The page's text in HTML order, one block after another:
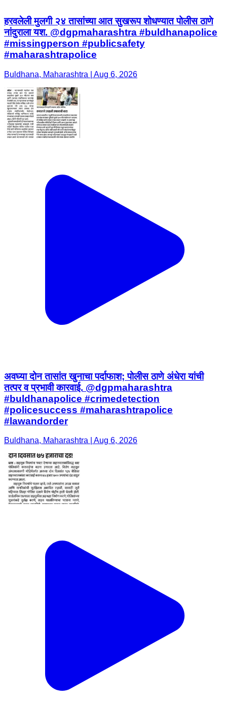
हरवलेली मुलगी २४ तासांच्या आत सुखरूप शोधण्यात पोलीस ठाणे
नांदुराला यश. @dgpmaharashtra #buldhanapolice
#missingperson #publicsafety
#maharashtrapolice
Buldhana, Maharashtra | Aug 6, 2026
अवघ्या दोन तासांत खुनाचा पर्दाफाश; पोलीस ठाणे अंधेरा यांची
तत्पर व प्रभावी कारवाई. @dgpmaharashtra
#buldhanapolice #crimedetection
#policesuccess #maharashtrapolice
#lawandorder
Buldhana, Maharashtra | Aug 6, 2026